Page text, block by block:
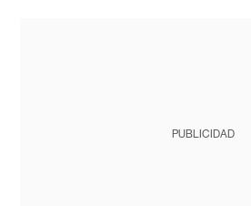
PUBLICIDAD